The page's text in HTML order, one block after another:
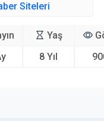
Siteleri
Yaş
8 Yıl